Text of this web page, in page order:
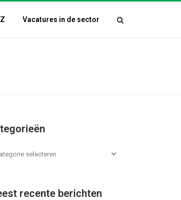
Vacatures in de sector
recente berichten